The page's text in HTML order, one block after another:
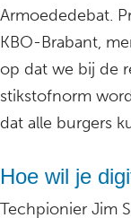
Armoededebat.
KBO-Brabant,
op dat we bij de
stikstofnorm
dat alle burgers
Hoe wil je
Techpionier Jim